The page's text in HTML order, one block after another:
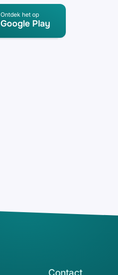
Ontdek het op
Google Play